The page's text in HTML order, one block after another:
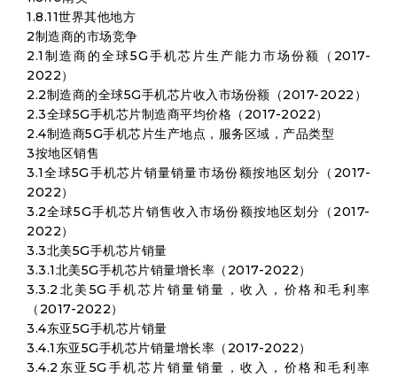
1.8.11世界其他地方
2制造商的市场竞争
2.1制造商的全球5G手机芯片生产能力市场份额（2017-
2022）
2.2制造商的全球5G手机芯片收入市场份额（2017-2022）
2.3全球5G手机芯片制造商平均价格（2017-2022）
2.4制造商5G手机芯片生产地点，服务区域，产品类型
3按地区销售
3.1全球5G手机芯片销量销量市场份额按地区划分（2017-
2022）
3.2全球5G手机芯片销售收入市场份额按地区划分（2017-
2022）
3.3北美5G手机芯片销量
3.3.1北美5G手机芯片销量增长率（2017-2022）
3.3.2北美5G手机芯片销量销量，收入，价格和毛利率
（2017-2022）
3.4东亚5G手机芯片销量
3.4.1东亚5G手机芯片销量增长率（2017-2022）
3.4.2东亚5G手机芯片销量销量，收入，价格和毛利率